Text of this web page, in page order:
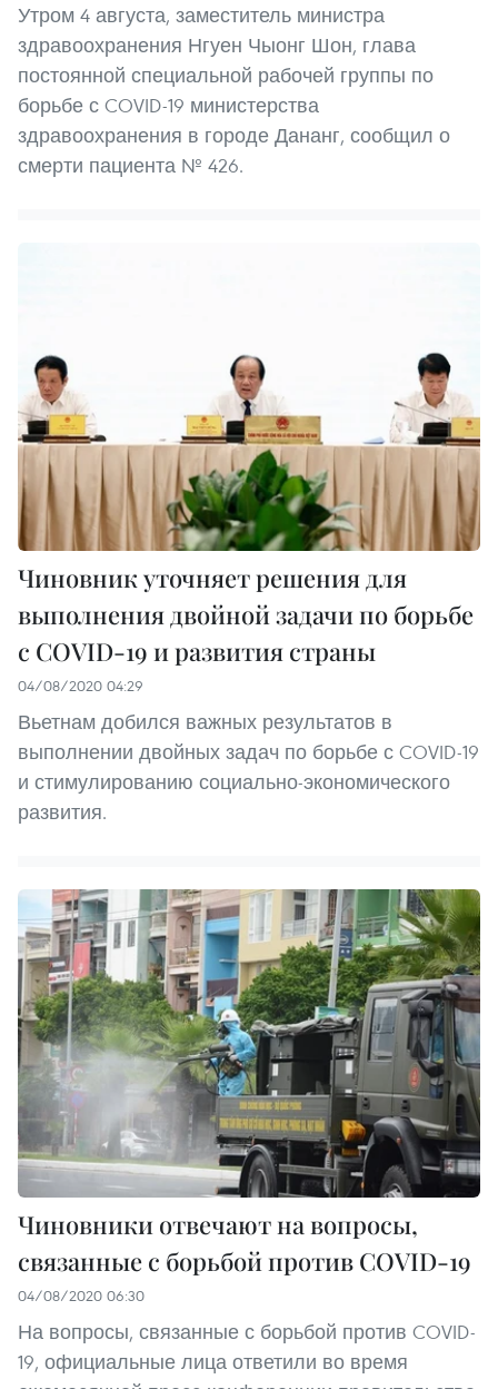
Утром 4 августа, заместитель министра
здравоохранения Нгуен Чыонг Шон, глава
постоянной специальной рабочей группы по
борьбе с COVID-19 министерства
здравоохранения в городе Дананг, сообщил о
смерти пациента № 426.
Чиновник уточняет решения для
выполнения двойной задачи по борьбе
с COVID-19 и развития страны
04/08/2020 04:29
Вьетнам добился важных результатов в
выполнении двойных задач по борьбе с COVID-19
и стимулированию социально-экономического
развития.
Чиновники отвечают на вопросы,
связанные с борьбой против COVID-19
04/08/2020 06:30
На вопросы, связанные с борьбой против COVID-
19, официальные лица ответили во время